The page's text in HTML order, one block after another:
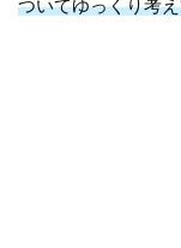
ついてゆっくり考